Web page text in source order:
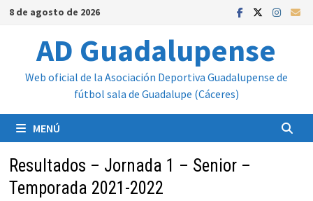
Saltar
contenido
8 de agosto de 2026
AD Guadalupense
Web oficial de la Asociación Deportiva Guadalupense de
fútbol sala de Guadalupe (Cáceres)
MENÚ
Resultados – Jornada 1 – Senior –
Temporada 2021-2022